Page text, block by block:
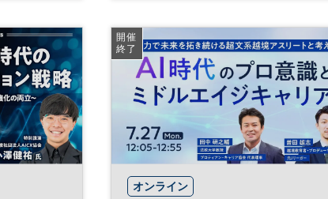
日経プレミアム・カンファレンス・シリーズ
開催
終了
オンライン